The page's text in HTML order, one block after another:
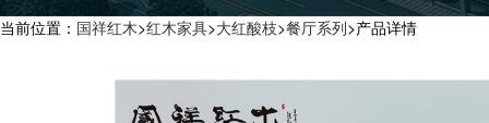
当前位置： 国祥红木>红木家具>大红酸枝>餐厅系列>产品详情